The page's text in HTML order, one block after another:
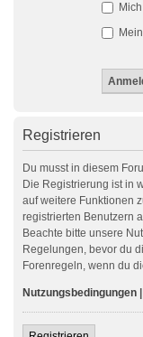
Registrieren
Du musst in diesem
Die Registrierung ist in
auf weitere Funktionen
registrierten Benutzern
Beachte bitte unsere
Regelungen, bevor du
Forenregeln, wenn du
Nutzungsbedingungen